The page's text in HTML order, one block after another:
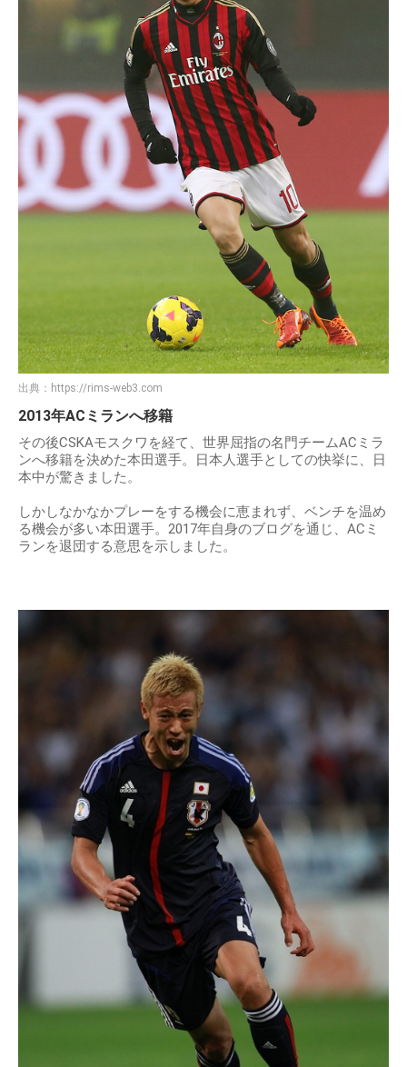
出典： https://rims-web3.com
2013年ACミランへ移籍
その後CSKAモスクワを経て、世界屈指の名門チームACミラ
ンへ移籍を決めた本田選手。日本人選手としての快挙に、日
本中が驚きました。
しかしなかなかプレーをする機会に恵まれず、ベンチを温め
る機会が多い本田選手。2017年自身のブログを通じ、ACミ
ランを退団する意思を示しました。